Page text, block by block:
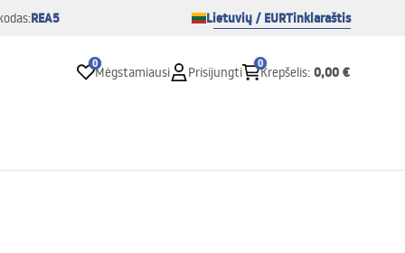
REA5 Lietuvių / EURTinklaraštis
0
Mėgstamiausi Prisijungti
0
Krepšelis: 0,00 €